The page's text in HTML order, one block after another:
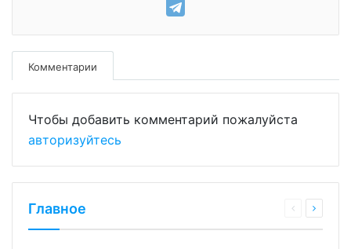
Комментарии
Чтобы добавить комментарий пожалуйста
авторизуйтесь
Главное